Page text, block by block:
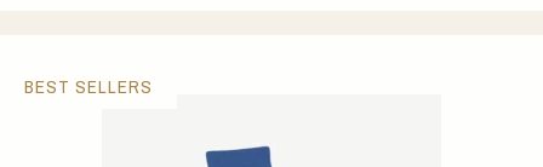
BEST SELLERS